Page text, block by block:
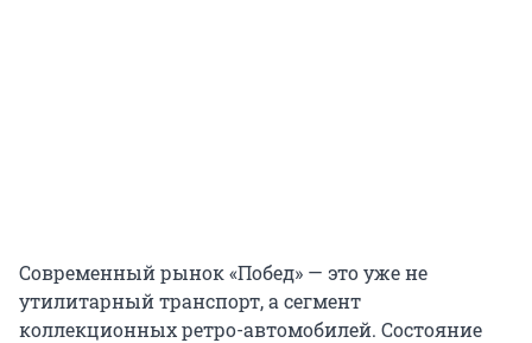
Современный рынок «Побед» — это уже не
утилитарный транспорт, а сегмент
коллекционных ретро-автомобилей. Состояние